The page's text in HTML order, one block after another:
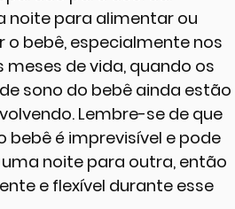
noite para alimentar ou
o bebê, especialmente nos
meses de vida, quando os
sono do bebê ainda estão
Lembre-se de que
bebê é imprevisível e pode
noite para outra, então
e flexível durante esse